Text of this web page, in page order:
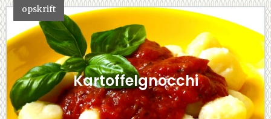
opskrift
Kartoffelgnocchi